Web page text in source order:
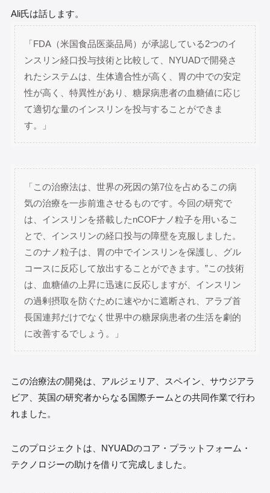
Ali氏は話します。
「FDA（米国食品医薬品局）が承認している2つのイ
ンスリン経口投与技術と比較して、NYUADで開発さ
れたシステムは、生体適合性が高く、胃の中での安定
性が高く、特異性があり、糖尿病患者の血糖値に応じ
て適切な量のインスリンを投与することができま
す。」
「この治療法は、世界の死因の第7位を占めるこの病
気の治療を一歩前進させるものです。今回の研究で
は、インスリンを搭載したnCOFナノ粒子を用いるこ
とで、インスリンの経口投与の障壁を克服しました。
このナノ粒子は、胃の中でインスリンを保護し、グル
コースに反応して放出することができます。”この技術
は、血糖値の上昇に迅速に反応しますが、インスリン
の過剰摂取を防ぐために速やかに遮断され、アラブ首
長国連邦だけでなく世界中の糖尿病患者の生活を劇的
に改善するでしょう。」
この治療法の開発は、アルジェリア、スペイン、サウジアラ
ビア、英国の研究者からなる国際チームとの共同作業で行わ
れました。
このプロジェクトは、NYUADのコア・プラットフォーム・
テクノロジーの助けを借りて完成しました。